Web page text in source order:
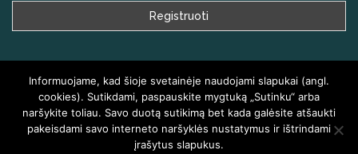
VISOS TEISĖS SAUGOMOSHOMEAIR.LT
KLAUSIMAI IR ATSAKYMAI KONTAKTAI
Informuojame, kad šioje svetainėje naudojami slapukai (angl.
cookies). Sutikdami, paspauskite mygtuką „Sutinku“ arba
naršykite toliau. Savo duotą sutikimą bet kada galėsite atšaukti
pakeisdami savo interneto naršyklės nustatymus ir ištrindami
įrašytus slapukus.